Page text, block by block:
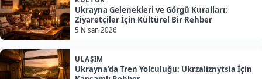
Ukrayna Gelenekleri ve Görgü Kuralları:
Ziyaretçiler İçin Kültürel Bir Rehber
5 Nisan 2026
ULAŞIM
Ukrayna’da Tren Yolculuğu: Ukrzaliznytsia İçin